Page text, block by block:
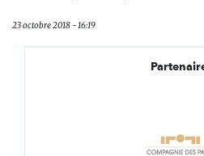
23 octobre 2018 - 16:19